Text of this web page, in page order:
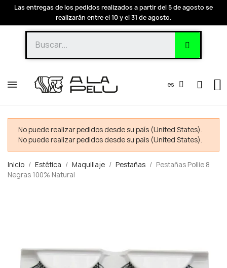
Las entregas de los pedidos realizados a partir del 5 de agosto se
realizarán entre el 10 y el 31 de agosto.
es
No puede realizar pedidos desde su país (United States).
No puede realizar pedidos desde su país (United States).
Inicio Estética Maquillaje Pestañas
Pestañas Pollie 8
Negras 100% Natural